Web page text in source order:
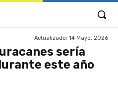
Actualizado: 14 Mayo, 2026
sería
este año